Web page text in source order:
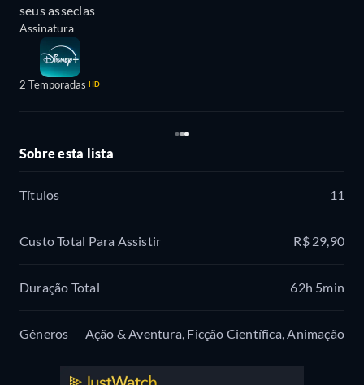
seus asseclas
Assinatura
2 Temporadas HD
Sobre esta lista
Títulos 11
Custo Total Para Assistir R$ 29,90
Duração Total 62h 5min
Gêneros Ação & Aventura, Ficção Científica, Animação